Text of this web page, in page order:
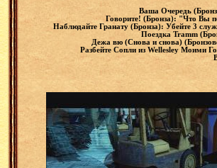
Ваша Очередь
Говорите! (Бронза): "Что Вы
Наблюдайте Гранату (Бронза): Убейте 3
Поездка Tramm
Дежа вю (Снова и снова)
Разбейте Сопли из Wellesley Моими